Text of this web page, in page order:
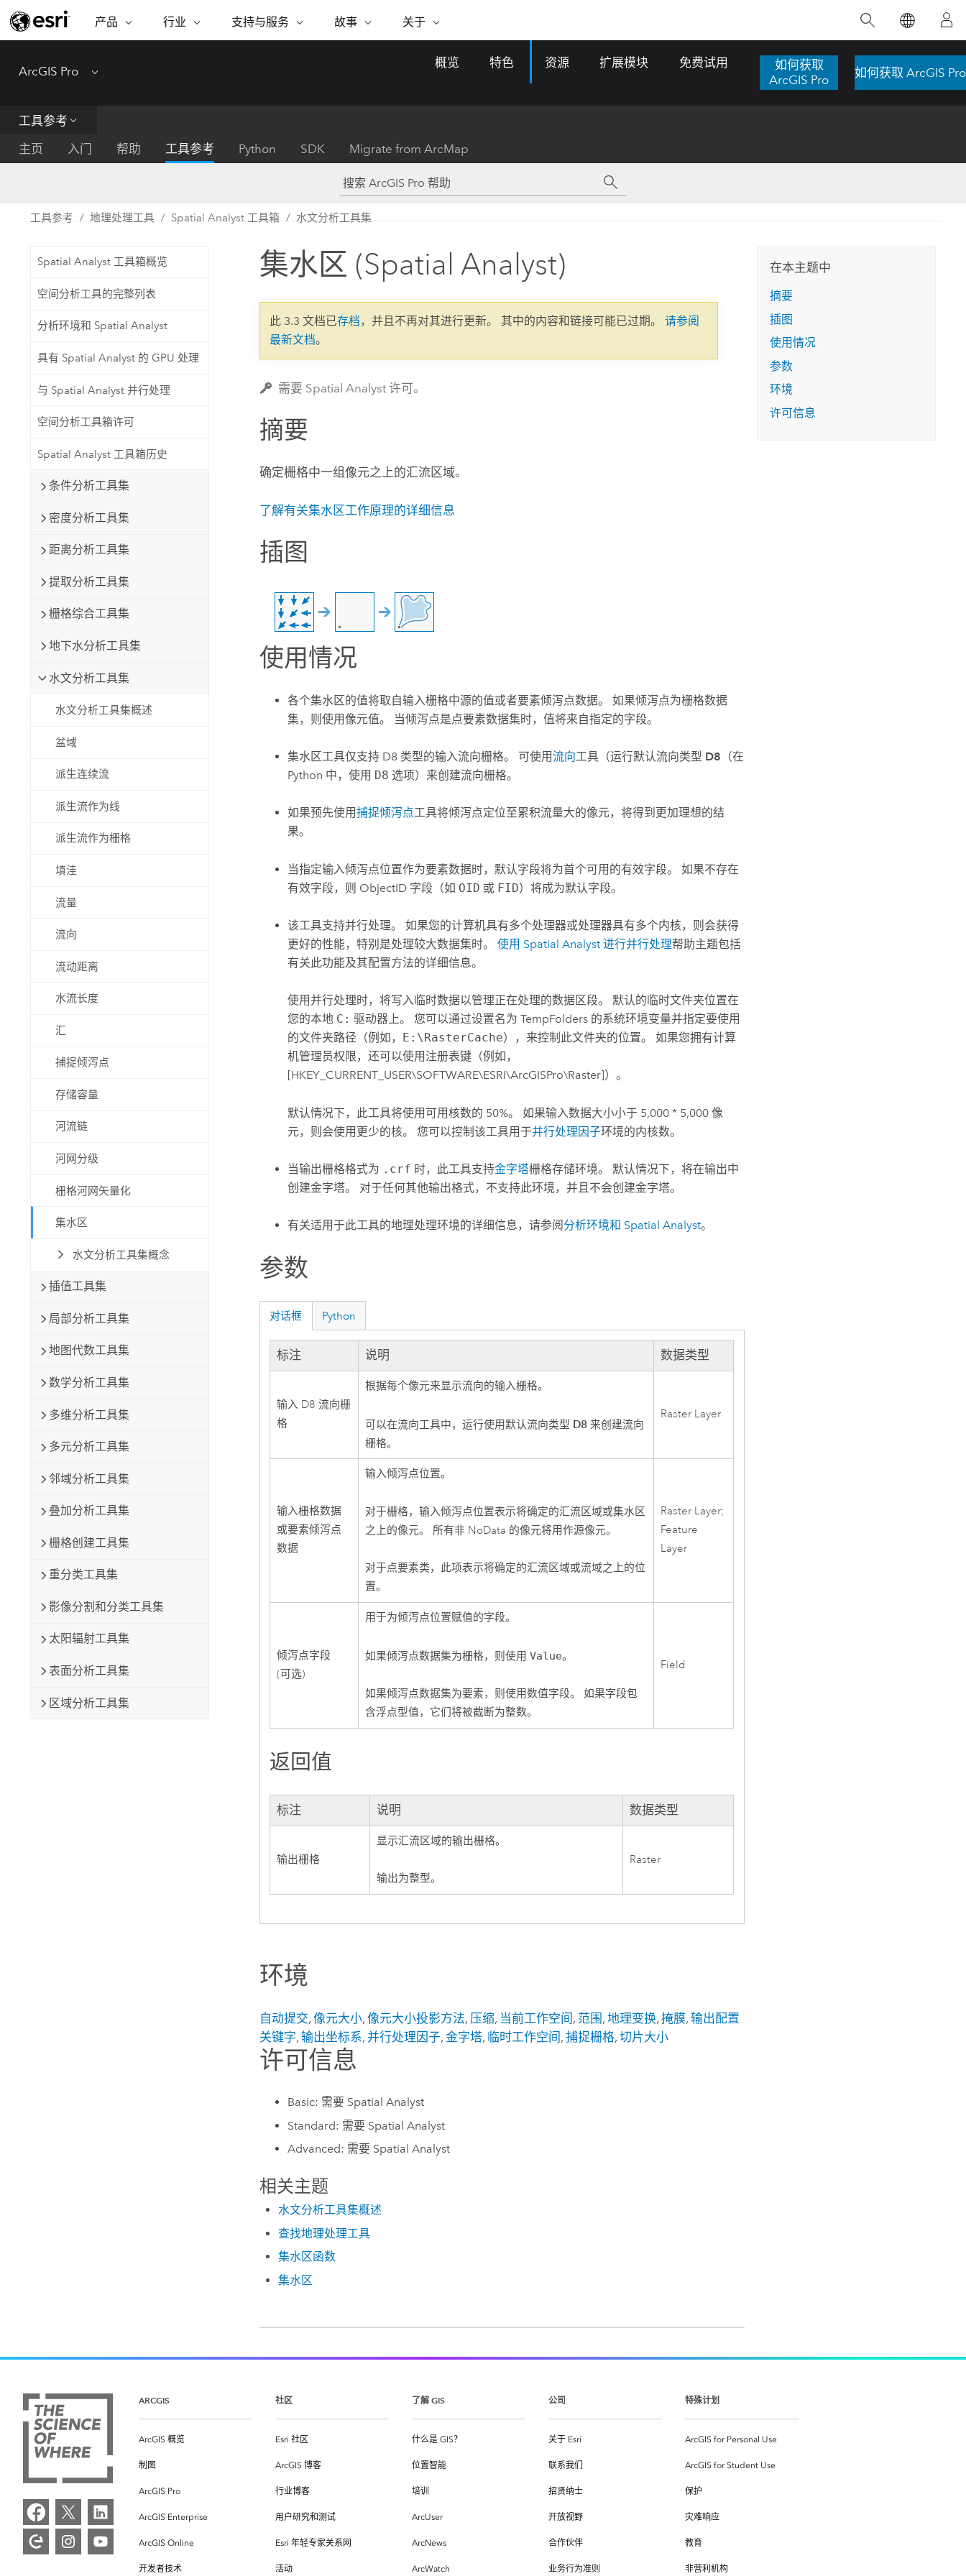
产品
ARCGIS
完整的 SaaS 制图平台
ArcGIS Enterprise
开发者技术
构建制图和空间分析应用程序
功能
将位置引入分析
集成、编辑和共享空间数据
Esri 产品、合作伙伴产品和开发
互式地图，探索产品功能，或者直接开始免
探索 ArcGIS Pro
行业
行业
保护
能源公用事业
州和地方政府
电信
交通运输
专题倡议
基础设施管理
使用 GIS 创建现代化、有弹性且可持续发展
者了解基础设施工程与周围环境的关系。
探索基础设施管理
支持与服务
支持与服务 自助服务
文档
My Esri
故事
ESRI 故事
现实世界的全球 GIS 创新
客
商业和技术领导者之声
行业新闻和 ArcGIS 更新
所有故事
动提供了有力支持。
关于
关于 ESRI
合作伙伴
招贤纳士
联系我们
数字孪生体
推荐书籍
ArcGIS Pro Menu
概览 特色 资源 扩展模块 免费试用
如何获取
ArcGIS Pro
如何获取 ArcGIS Pro
工具参考
主页
入门 帮助 工具参考 Python SDK Migrate from ArcMap
工具参考 地理处理工具 Spatial Analyst 工具箱 水文分析工具集
Spatial Analyst 工具箱概览
空间分析工具的完整列表
分析环境和 Spatial Analyst
具有 Spatial Analyst 的 GPU 处理
与 Spatial Analyst 并行处理
空间分析工具箱许可
Spatial Analyst 工具箱历史
条件分析工具集
密度分析工具集
距离分析工具集
提取分析工具集
栅格综合工具集
地下水分析工具集
水文分析工具集
水文分析工具集概述
盆域
派生连续流
派生流作为线
派生流作为栅格
填洼
流量
流向
流动距离
水流长度
汇
捕捉倾泻点
存储容量
河流链
河网分级
栅格河网矢量化
集水区
水文分析工具集概念
插值工具集
局部分析工具集
地图代数工具集
数学分析工具集
多维分析工具集
多元分析工具集
邻域分析工具集
叠加分析工具集
栅格创建工具集
重分类工具集
影像分割和分类工具集
太阳辐射工具集
表面分析工具集
区域分析工具集
集水区 (Spatial Analyst)
此 3.3 文档已存档，并且不再对其进行更新。 其中的内容和链接可能已过期。请参阅
最新文档。
需要 Spatial Analyst 许可。
摘要
确定栅格中一组像元之上的汇流区域。
了解有关集水区工作原理的详细信息
插图
使用情况
各个集水区的值将取自输入栅格中源的值或者要素倾泻点数据。 如果倾泻点为栅格数据
集，则使用像元值。 当倾泻点是点要素数据集时，值将来自指定的字段。
集水区工具仅支持 D8 类型的输入流向栅格。 可使用流向工具（运行默认流向类型 D8 （在
Python 中，使用 D8 选项）来创建流向栅格。
如果预先使用捕捉倾泻点工具将倾泻点定位至累积流量大的像元，将得到更加理想的结
果。
当指定输入倾泻点位置作为要素数据时，默认字段将为首个可用的有效字段。 如果不存在
有效字段，则 ObjectID 字段（如 OID 或 FID）将成为默认字段。
该工具支持并行处理。 如果您的计算机具有多个处理器或处理器具有多个内核，则会获得
更好的性能，特别是处理较大数据集时。 使用 Spatial Analyst 进行并行处理帮助主题包括
有关此功能及其配置方法的详细信息。
使用并行处理时，将写入临时数据以管理正在处理的数据区段。 默认的临时文件夹位置在
您的本地 C: 驱动器上。 您可以通过设置名为 TempFolders 的系统环境变量并指定要使用
的文件夹路径（例如，
E:\RasterCache），来控制此文件夹的位置。 如果您拥有计算
机管理员权限，还可以使用注册表键（例如，
[HKEY_CURRENT_USER\SOFTWARE\ESRI\ArcGISPro\Raster]）。
默认情况下，此工具将使用可用核数的 50%。 如果输入数据大小小于 5,000 * 5,000 像
元，则会使用更少的核。 您可以控制该工具用于并行处理因子环境的内核数。
当输出栅格格式为 .crf 时，此工具支持金字塔栅格存储环境。 默认情况下，将在输出中
创建金字塔。 对于任何其他输出格式，不支持此环境，并且不会创建金字塔。
有关适用于此工具的地理处理环境的详细信息，请参阅 分析环境和 Spatial Analyst。
参数
对话框 Python
标注 说明 数据类型
输入 D8 流向栅
格
根据每个像元来显示流向的输入栅格。
可以在流向工具中，运行使用默认流向类型 D8 来创建流向
栅格。
Raster Layer
输入栅格数据
或要素倾泻点
数据
输入倾泻点位置。
对于栅格，输入倾泻点位置表示将确定的汇流区域或集水区
之上的像元。 所有非 NoData 的像元将用作源像元。
对于点要素类，此项表示将确定的汇流区域或流域之上的位
置。
Raster Layer;
Feature
Layer
倾泻点字段
(可选)
用于为倾泻点位置赋值的字段。
如果倾泻点数据集为栅格，则使用Value。
如果倾泻点数据集为要素，则使用数值字段。 如果字段包
含浮点型值，它们将被截断为整数。
Field
返回值
标注 说明 数据类型
输出栅格
显示汇流区域的输出栅格。
输出为整型。
Raster
环境
自动提交,像元大小,像元大小投影方法, 压缩, 当前工作空间, 范围,地理变换,掩膜,输出配置
关键字,输出坐标系,并行处理因子,金字塔, 临时工作空间,捕捉栅格,切片大小
许可信息
Basic: 需要 Spatial Analyst
Standard: 需要 Spatial Analyst
Advanced: 需要 Spatial Analyst
相关主题
水文分析工具集概述
查找地理处理工具
集水区函数
集水区
在本主题中
摘要
插图
使用情况
参数
环境
许可信息
ARCGIS
ArcGIS 概览
制图
ArcGIS Pro
ArcGIS Enterprise
ArcGIS Online
开发者技术
社区
Esri 社区
ArcGIS 博客
行业博客
用户研究和测试
Esri 年轻专家关系网
活动
了解 GIS
什么是 GIS？
位置智能
培训
ArcUser
ArcNews
ArcWatch
公司
关于 Esri
联系我们
招贤纳士
开放视野
合作伙伴
业务行为准则
特殊计划
ArcGIS for Personal Use
ArcGIS for Student Use
保护
灾难响应
教育
非营利机构